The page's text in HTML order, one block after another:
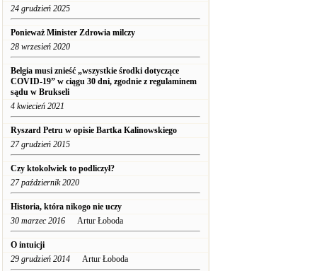
24 grudzień 2025
Ponieważ Minister Zdrowia milczy
28 wrzesień 2020
Belgia musi znieść „wszystkie środki dotyczące
COVID-19” w ciągu 30 dni, zgodnie z regulaminem
sądu w Brukseli
4 kwiecień 2021
Ryszard Petru w opisie Bartka Kalinowskiego
27 grudzień 2015
Czy ktokolwiek to podliczył?
27 październik 2020
Historia, która nikogo nie uczy
30 marzec 2016 Artur Łoboda
O intuicji
29 grudzień 2014 Artur Łoboda